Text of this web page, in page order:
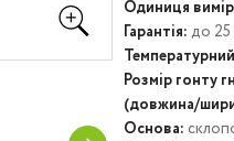
Одиниця
Гарантія: до 25
Розмір гонту
(довжина/
Основа: